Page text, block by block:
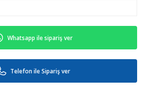
Whatsapp ile sipariş ver
Telefon ile Sipariş ver